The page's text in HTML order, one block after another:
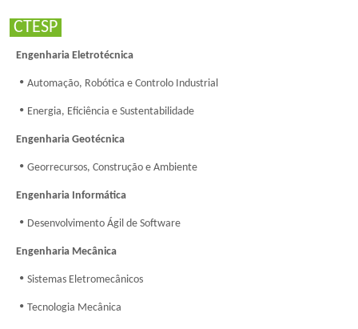
CTESP
Engenharia Eletrotécnica
Automação, Robótica e Controlo Industrial
Energia, Eficiência e Sustentabilidade
Engenharia Geotécnica
Georrecursos, Construção e Ambiente
Engenharia Informática
Desenvolvimento Ágil de Software
Engenharia Mecânica
Sistemas Eletromecânicos
Tecnologia Mecânica